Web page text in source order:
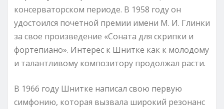
консерваторском периоде. В 1958 году он
удостоился почетной премии имени М. И. Глинки
за свое произведение «Соната для скрипки и
фортепиано». Интерес к Шнитке как к молодому
и талантливому композитору продолжал расти.
В 1966 году Шнитке написал свою первую
симфонию, которая вызвала широкий резонанс